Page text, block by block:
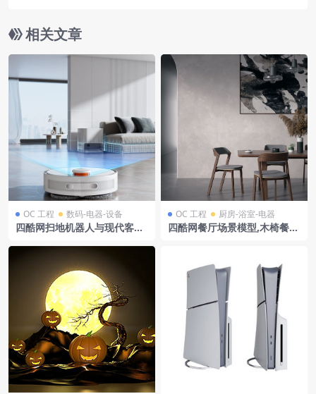
相关文章
OC 工程 数码-电器-设备
四酷网扫地机器人与现代客厅
OC 工程 厨房-浴室-电器
四酷网餐厅场景模型,木椅餐桌